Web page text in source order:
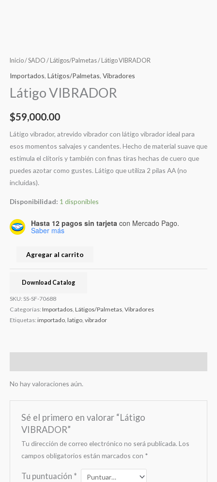
Inicio/SADO / Látigos/Palmetas/ Látigo VIBRADOR
Importados, Látigos/Palmetas, Vibradores
Látigo VIBRADOR
$59,000.00
Látigo vibrador, atrevido vibrador con látigo vibrador ideal para
esos momentos salvajes y candentes. Hecho de material suave que
estimula el clítoris y también con finas tiras hechas de cuero que
puedes azotar como gustes. Látigo que utiliza 2 pilas AA (no
incluidas).
Disponibilidad: 1 disponibles
Hasta 12 pagos sin tarjeta con Mercado Pago.
Saber más
Agregar al carrito
Download Catalog
SKU: SS-SF-70688
Categorías: Importados, Látigos/Palmetas, Vibradores
Etiquetas: importado, latigo, vibrador
No hay valoraciones aún.
Sé el primero en valorar “Látigo
VIBRADOR”
Tu dirección de correo electrónico no será publicada. Los
campos obligatorios están marcados con *
Tu puntuación *